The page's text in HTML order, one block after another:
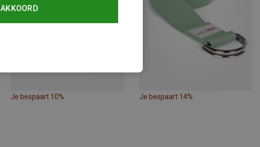
Je bespaart 10% Je bespaart 14%
AKKOORD